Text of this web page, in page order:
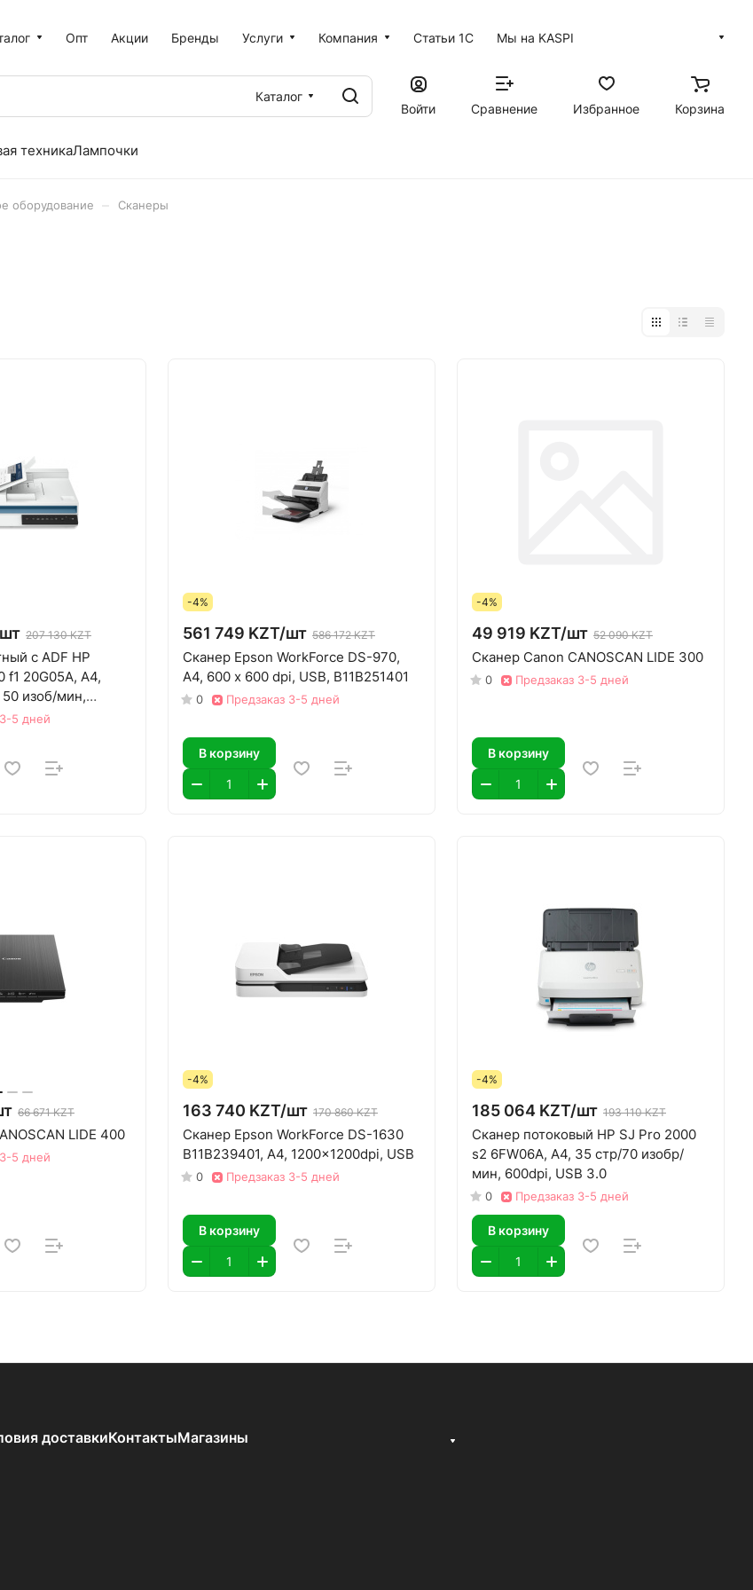
Опт Акции Бренды Услуги Компания Статьи 1С Мы на KASPI
Каталог
Войти
Сравнение Избранное Корзина
техникаЛампочки
оборудование Сканеры
шт 207 130 KZT
с ADF HP
f1 20G05A, A4,
изоб/мин,
5 дней
-4%
561 749 KZT/шт 586 172 KZT
Сканер Epson WorkForce DS-970,
A4, 600 x 600 dpi, USB, B11B251401
0 Предзаказ 3-5 дней
В корзину
-4%
49 919 KZT/шт 52 090 KZT
Сканер Canon CANOSCAN LIDE 300
0 Предзаказ 3-5 дней
В корзину
66 671 KZT
LIDE 400
5 дней
-4%
163 740 KZT/шт 170 860 KZT
Сканер Epson WorkForce DS-1630
B11B239401, A4, 1200x1200dpi, USB
0 Предзаказ 3-5 дней
В корзину
-4%
185 064 KZT/шт 193 110 KZT
Сканер потоковый HP SJ Pro 2000
s2 6FW06A, A4, 35 стр/70 изобр/
мин, 600dpi, USB 3.0
0 Предзаказ 3-5 дней
В корзину
доставкиКонтактыМагазины